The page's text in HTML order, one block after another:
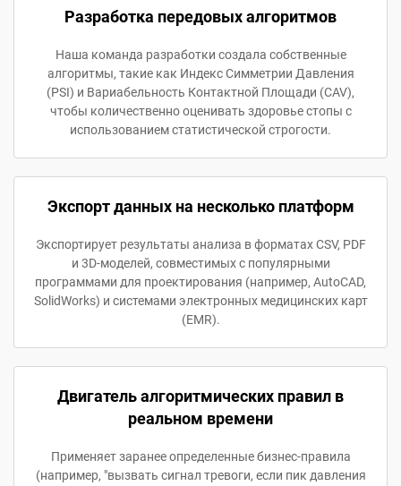
Разработка передовых алгоритмов
Наша команда разработки создала собственные
алгоритмы, такие как Индекс Симметрии Давления
(PSI) и Вариабельность Контактной Площади (CAV),
чтобы количественно оценивать здоровье стопы с
использованием статистической строгости.
Экспорт данных на несколько платформ
Экспортирует результаты анализа в форматах CSV, PDF
и 3D-моделей, совместимых с популярными
программами для проектирования (например, AutoCAD,
SolidWorks) и системами электронных медицинских карт
(EMR).
Двигатель алгоритмических правил в
реальном времени
Применяет заранее определенные бизнес-правила
(например, "вызвать сигнал тревоги, если пик давления